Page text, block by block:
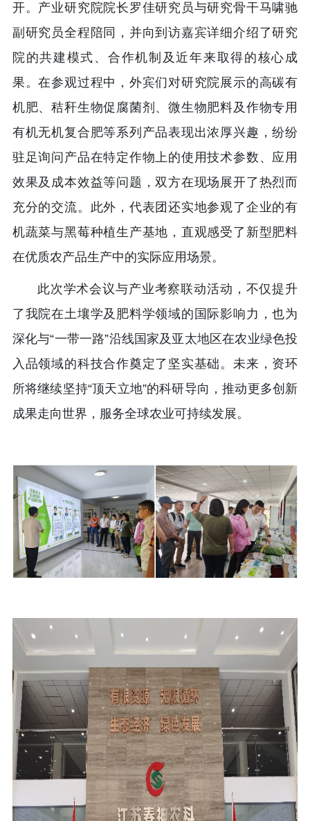
开。产业研究院院长罗佳研究员与研究骨干马啸驰
副研究员全程陪同，并向到访嘉宾详细介绍了研究
院的共建模式、合作机制及近年来取得的核心成
果。在参观过程中，外宾们对研究院展示的高碳有
机肥、秸秆生物促腐菌剂、微生物肥料及作物专用
有机无机复合肥等系列产品表现出浓厚兴趣，纷纷
驻足询问产品在特定作物上的使用技术参数、应用
效果及成本效益等问题，双方在现场展开了热烈而
充分的交流。此外，代表团还实地参观了企业的有
机蔬菜与黑莓种植生产基地，直观感受了新型肥料
在优质农产品生产中的实际应用场景。
此次学术会议与产业考察联动活动，不仅提升
了我院在土壤学及肥料学领域的国际影响力，也为
深化与“一带一路”沿线国家及亚太地区在农业绿色投
入品领域的科技合作奠定了坚实基础。未来，资环
所将继续坚持“顶天立地”的科研导向，推动更多创新
成果走向世界，服务全球农业可持续发展。